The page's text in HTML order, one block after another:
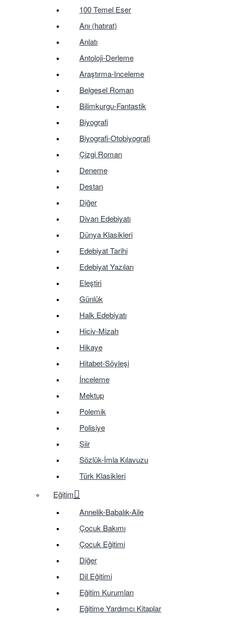
100 Temel Eser
Anı (hatırat)
Anlatı
Antoloji-Derleme
Araştırma-Inceleme
Belgesel Roman
Bilimkurgu-Fantastik
Biyografi
Biyografi-Otobiyografi
Çizgi Roman
Deneme
Destan
Diğer
Divan Edebiyatı
Dünya Klasikleri
Edebiyat Tarihi
Edebiyat Yazıları
Eleştiri
Günlük
Halk Edebiyatı
Hiciv-Mizah
Hikaye
Hitabet-Söyleşi
İnceleme
Mektup
Polemik
Polisiye
Şiir
Sözlük-İmla Kılavuzu
Türk Klasikleri
Eğitim
Annelik-Babalık-Aile
Çocuk Bakımı
Çocuk Eğitimi
Diğer
Dil Eğitimi
Eğitim Kurumları
Eğitime Yardımcı Kitaplar